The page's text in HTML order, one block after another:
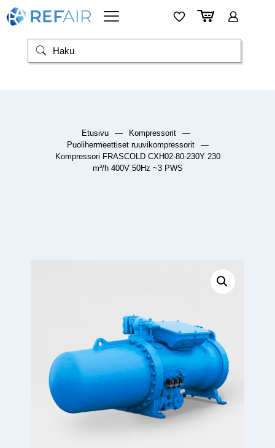
Etusivu — Kompressorit
—
Puolihermeettiset ruuvikompressorit
—
Kompressori FRASCOLD CXH02-80-230Y 230
m³/h 400V 50Hz ~3 PWS